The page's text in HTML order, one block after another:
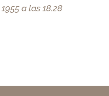
a las 18.28